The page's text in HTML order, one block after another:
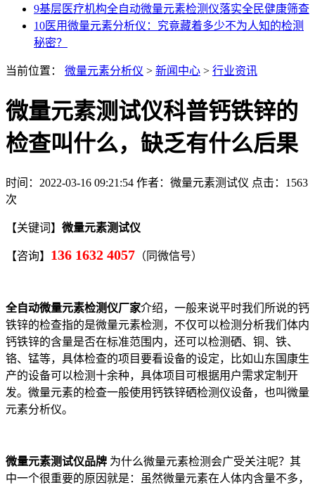
9基层医疗机构全自动微量元素检测仪落实全民健康筛查
10医用微量元素分析仪：究竟藏着多少不为人知的检测
秘密？
当前位置： 微量元素分析仪 > 新闻中心 > 行业资讯
微量元素测试仪科普钙铁锌的
检查叫什么，缺乏有什么后果
时间：2022-03-16 09:21:54 作者：微量元素测试仪 点击： 1563
次
【关键词】 微量元素测试仪
【咨询】 136 1632 4057 （同微信号）
全自动微量元素检测仪厂家介绍，一般来说平时我们所说的钙
铁锌的检查指的是微量元素检测，不仅可以检测分析我们体内
钙铁锌的含量是否在标准范围内，还可以检测硒、铜、铁、
铬、锰等，具体检查的项目要看设备的设定，比如山东国康生
产的设备可以检测十余种，具体项目可根据用户需求定制开
发。微量元素的检查一般使用钙铁锌硒检测仪设备，也叫微量
元素分析仪。
微量元素测试仪品牌 为什么微量元素检测会广受关注呢？其
中一个很重要的原因就是：虽然微量元素在人体内含量不多，